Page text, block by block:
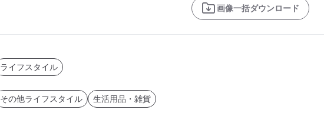
画像一括ダウンロード
ライフスタイル
その他ライフスタイル 生活用品・雑貨